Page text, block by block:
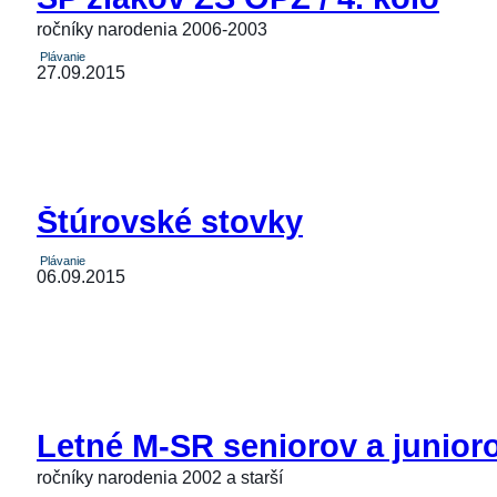
ročníky narodenia 2006-2003
Plávanie
27.09.2015
Štúrovské stovky
Plávanie
06.09.2015
Letné M-SR seniorov a
ročníky narodenia 2002 a starší